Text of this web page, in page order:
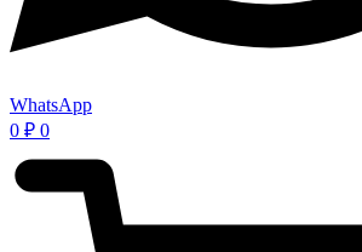
WhatsApp
0 ₽ 0